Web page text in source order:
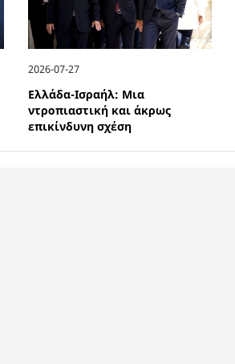
2026-07-27
Ελλάδα-Ισραήλ: Μια
ντροπιαστική και άκρως
επικίνδυνη σχέση